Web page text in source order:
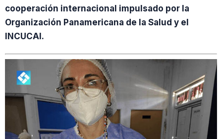
cooperación internacional impulsado por la
Organización Panamericana de la Salud y el
INCUCAI.